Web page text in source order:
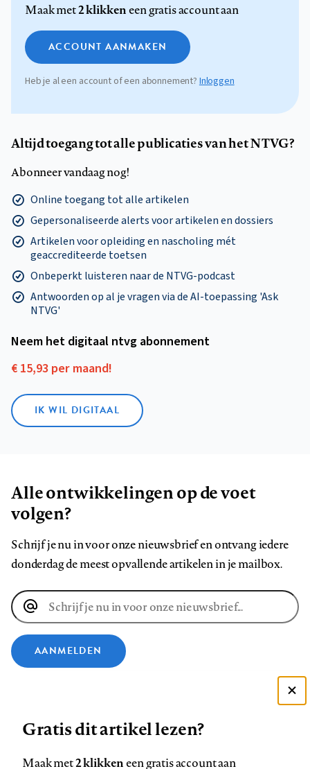
Maak met2 klikkeneen gratis account aan
ACCOUNT AANMAKEN
Heb je al een account of een abonnement? Inloggen
Altijd toegang tot alle publicaties van het NTVG?
Abonneer vandaag nog!
Online toegang tot alle artikelen
Gepersonaliseerde alerts voor artikelen en dossiers
Artikelen voor opleiding en nascholing mét
geaccrediteerde toetsen
Onbeperkt luisteren naar de NTVG-podcast
Antwoorden op al je vragen via de AI-toepassing 'Ask
NTVG'
Neem het digitaal ntvg abonnement
€ 15,93 per maand!
IK WIL DIGITAAL
Alle ontwikkelingen op de voet
volgen?
Schrijf je nu in voor onze nieuwsbrief en ontvang iedere
donderdag de meest opvallende artikelen in je mailbox.
E-
mailadres
AANMELDEN
ons
ons
ons
ons
ons
ons
Zie onze cookie policy
Gratis dit artikel lezen?
Maak met2 klikkeneen gratis account aan